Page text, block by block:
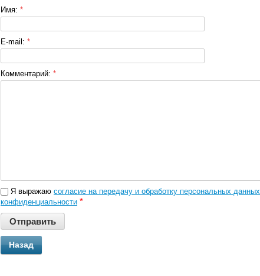
Имя: *
E-mail: *
Комментарий: *
Я выражаю согласие на передачу и обработку персональных данных
конфиденциальности *
Назад